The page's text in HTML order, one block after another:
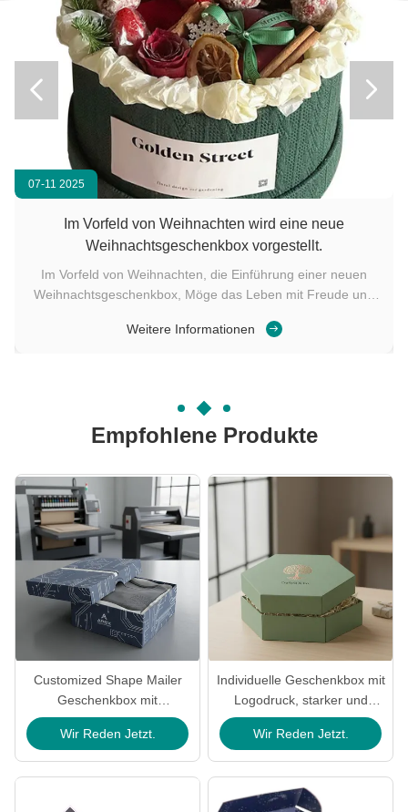
07-11 2025
Im Vorfeld von Weihnachten wird eine neue
Weihnachtsgeschenkbox vorgestellt.
Im Vorfeld von Weihnachten, die Einführung einer neuen
Weihnachtsgeschenkbox, Möge das Leben mit Freude und
Weitere Informationen
 
Empfohlene Produkte
Customized Shape Mailer
Geschenkbox mit
abnehmbaren
Reißverschluss und
fortschrittliche Druckgeräte
für Bekleidung Verpackung
Wir Reden Jetzt.
Individuelle Geschenkbox mit
Logodruck, starker und
stabiler Konstruktion und
angepasster Form für
Geschenke & Handwerk
Wir Reden Jetzt.